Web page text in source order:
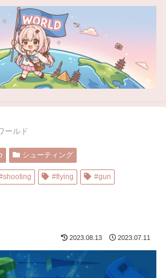
ールド
シューティング
#flying #gun
2023.08.13 2023.07.11